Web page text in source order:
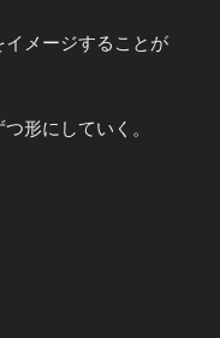
メージすることが
形にしていく。